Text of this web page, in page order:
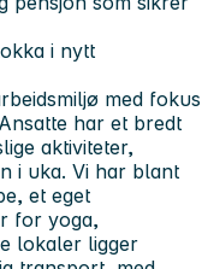
i nytt
med fokus
har et bredt
aktiviteter,
i uka. Vi har blant
et eget
for yoga,
lokaler ligger